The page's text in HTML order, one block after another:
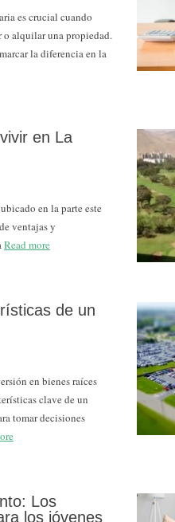
es crucial cuando
o alquilar una propiedad.
la diferencia en la
en La
en la parte este
ventajas y
Read more
de un
en bienes raíces
clave de un
tomar decisiones
Los
los jóvenes